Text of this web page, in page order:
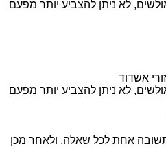
לא ניתן להצביע יותר מפעם
אשדוד
לא ניתן להצביע יותר מפעם
אחת לכל שאלה, ולאחר מכן